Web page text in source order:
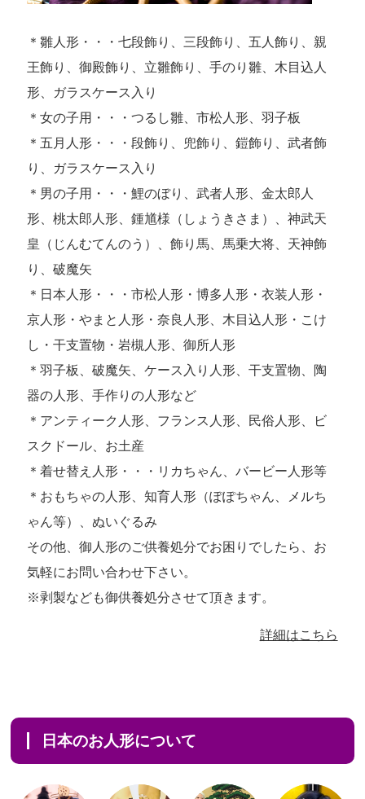
＊雛人形・・・七段飾り、三段飾り、五人飾り、親
王飾り、御殿飾り、立雛飾り、手のり雛、木目込人
形、ガラスケース入り
＊女の子用・・・つるし雛、市松人形、羽子板
＊五月人形・・・段飾り、兜飾り、鎧飾り、武者飾
り、ガラスケース入り
＊男の子用・・・鯉のぼり、武者人形、金太郎人
形、桃太郎人形、鍾馗様（しょうきさま）、神武天
皇（じんむてんのう）、飾り馬、馬乗大将、天神飾
り、破魔矢
＊日本人形・・・市松人形・博多人形・衣装人形・
京人形・やまと人形・奈良人形、木目込人形・こけ
し・干支置物・岩槻人形、御所人形
＊羽子板、破魔矢、ケース入り人形、干支置物、陶
器の人形、手作りの人形など
＊アンティーク人形、フランス人形、民俗人形、ビ
スクドール、お土産
＊着せ替え人形・・・リカちゃん、バービー人形等
＊おもちゃの人形、知育人形（ぽぽちゃん、メルち
ゃん等）、ぬいぐるみ
その他、御人形のご供養処分でお困りでしたら、お
気軽にお問い合わせ下さい。
※剥製なども御供養処分させて頂きます。
詳細はこちら
日本のお人形について